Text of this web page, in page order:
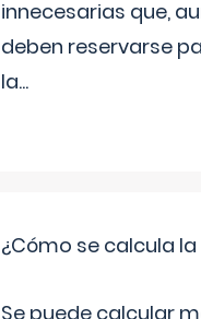
innecesarias que,
deben reservarse
la...
¿Cómo se calcula
Se puede calcular